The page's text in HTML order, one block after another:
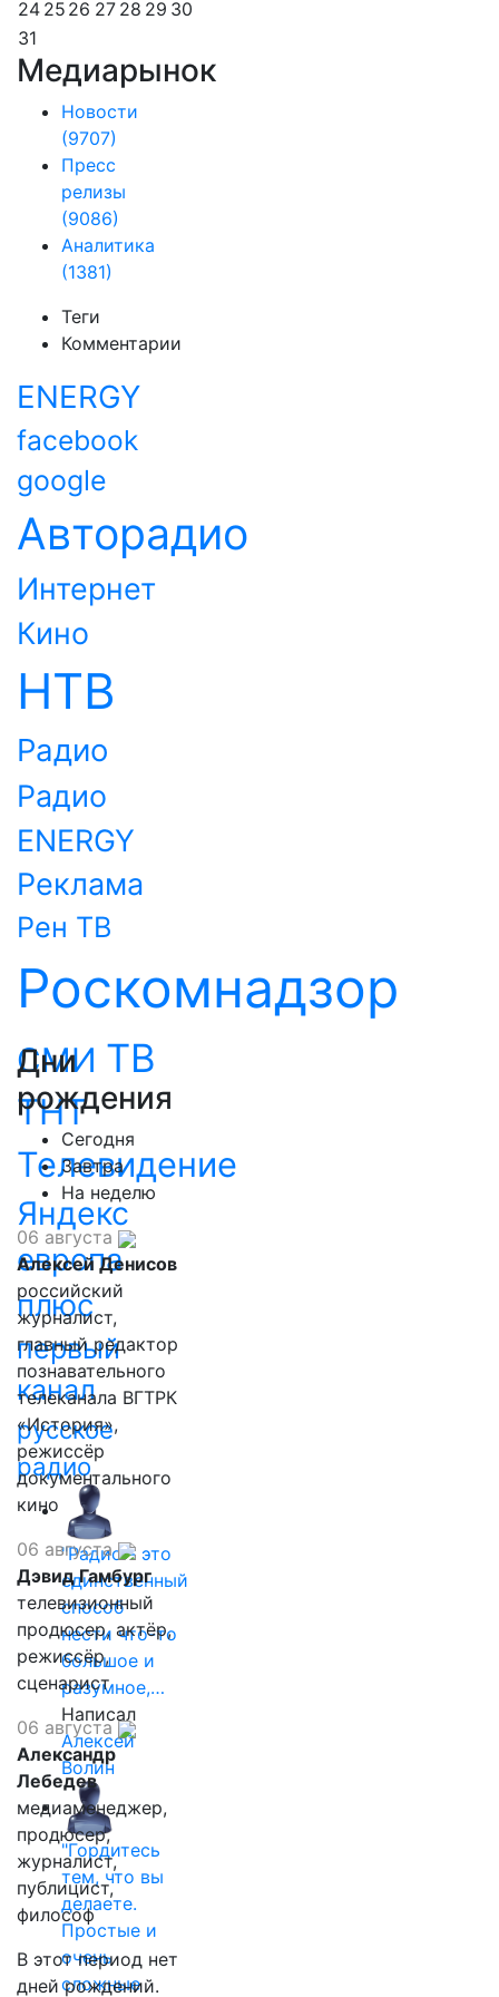
24 25 26 27 28 29 30
31
Медиарынок
Новости
(9707)
Пресс
релизы
(9086)
Аналитика
(1381)
Теги
Комментарии
ENERGY
facebook
google
Авторадио
Интернет
Кино
НТВ
Радио
Радио
ENERGY
Реклама
Рен ТВ
Роскомнадзор
СМИ ТВ
ТНТ
Телевидение
Яндекс
европа
плюс
первый
канал
русское
радио
"Радио - это
единственный
способ
нести что-то
большое и
разумное,…
Написал
Алексей
Волин
"Гордитесь
тем, что вы
делаете.
Простые и
очень
сложные
Дни
рождения
Сегодня
Завтра
На неделю
06 августа
Алексей Денисов
российский
журналист,
главный редактор
познавательного
телеканала ВГТРК
«История»,
режиссёр
документального
кино
06 августа
Дэвид Гамбург
телевизионный
продюсер, актёр,
режиссёр,
сценарист
06 августа
Александр
Лебедев
медиаменеджер,
продюсер,
журналист,
публицист,
философ
В этот период нет
дней рождений.